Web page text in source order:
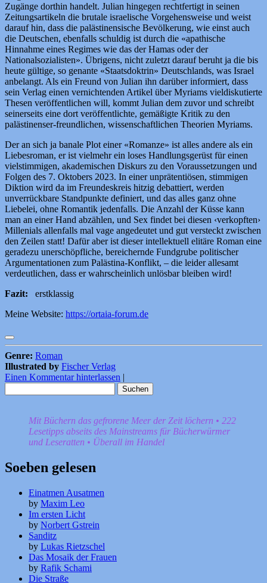
Zugänge dorthin handelt. Julian hingegen rechtfertigt in seinen
Zeitungsartikeln die brutale israelische Vorgehensweise und weist
darauf hin, dass die palästinensische Bevölkerung, wie einst auch
die Deutschen, ebenfalls schuldig ist durch die «apathische
Hinnahme eines Regimes wie das der Hamas oder der
Nationalsozialisten». Übrigens, nicht zuletzt darauf beruht ja die bis
heute gültige, so genante «Staatsdoktrin» Deutschlands, was Israel
anbelangt. Als ein Freund von Julian ihn darüber informiert, dass
sein Verlag einen vernichtenden Artikel über Myriams vieldiskutierte
Thesen veröffentlichen will, kommt Julian dem zuvor und schreibt
seinerseits eine dort veröffentlichte, gemäßigte Kritik zu den
palästinenser-freundlichen, wissenschaftlichen Theorien Myriams.
Der an sich ja banale Plot einer «Romanze» ist alles andere als ein
Liebesroman, er ist vielmehr ein loses Handlungsgerüst für einen
vielstimmigen, akademischen Diskurs zu den Voraussetzungen und
Folgen des 7. Oktobers 2023. In einer unprätentiösen, stimmigen
Diktion wird da im Freundeskreis hitzig debattiert, werden
unverrückbare Standpunkte definiert, und das alles ganz ohne
Liebelei, ohne Romantik jedenfalls. Die Anzahl der Küsse kann
man an einer Hand abzählen, und Sex findet bei diesen ‹verkopften›
Millenials allenfalls mal vage angedeutet und gut versteckt zwischen
den Zeilen statt! Dafür aber ist dieser intellektuell elitäre Roman eine
geradezu unerschöpfliche, bereichernde Fundgrube politischer
Argumentationen zum Palästina-Konflikt, – die leider allesamt
verdeutlichen, dass er wahrscheinlich unlösbar bleiben wird!
Fazit: erstklassig
Meine Website: https://ortaia-forum.de
Genre: Roman
Illustrated by Fischer Verlag
Einen Kommentar hinterlassen
nach:
Mit Büchern das gefrorene Meer der Zeit löchern • 222
Lesetipps abseits des Mainstreams für Bücherwürmer
und Leseratten • Überall im Handel
Soeben gelesen
Einatmen Ausatmen
by Maxim Leo
Im ersten Licht
by Norbert Gstrein
Sanditz
by Lukas Rietzschel
Das Mosaik der Frauen
by Rafik Schami
Die Straße